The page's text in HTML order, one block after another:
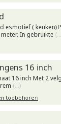
esmotief ( keuken)
In gebruikte
16 inch
16 inch Met 2
(…)
toebehoren